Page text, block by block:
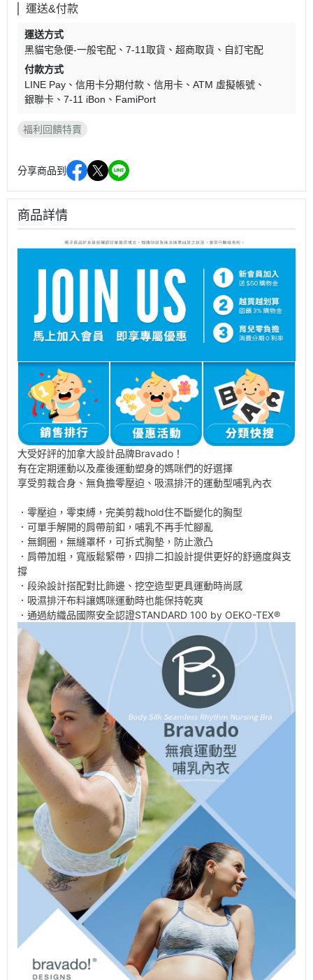
運送&付款
運送方式
黑貓宅急便-一般宅配
7-11取貨 超商取貨
自訂宅配
付款方式
LINE Pay
信用卡分期付款 信用卡
ATM 虛擬帳號
銀聯卡
7-11 iBon FamiPort
福利回饋特賣
分享商品到
商品詳情
大受好評的加拿大設計品牌Bravado！
有在定期運動以及產後運動塑身的媽咪們的好選擇
享受剪裁合身、無負擔零壓迫、吸濕排汗的運動型哺乳內衣
．零壓迫，零束縛，完美剪裁hold住不斷變化的胸型
．可單手解開的肩帶前釦，哺乳不再手忙腳亂
．無鋼圈，無縫罩杯，可拆式胸墊，防止激凸
．肩帶加粗，寬版鬆緊帶，四排二扣設計提供更好的舒適度與支
撐
．段染設計搭配對比飾邊、挖空造型更具運動時尚感
．吸濕排汗布料讓媽咪運動時也能保持乾爽
．通過紡織品國際安全認證STANDARD 100 by OEKO-TEX®